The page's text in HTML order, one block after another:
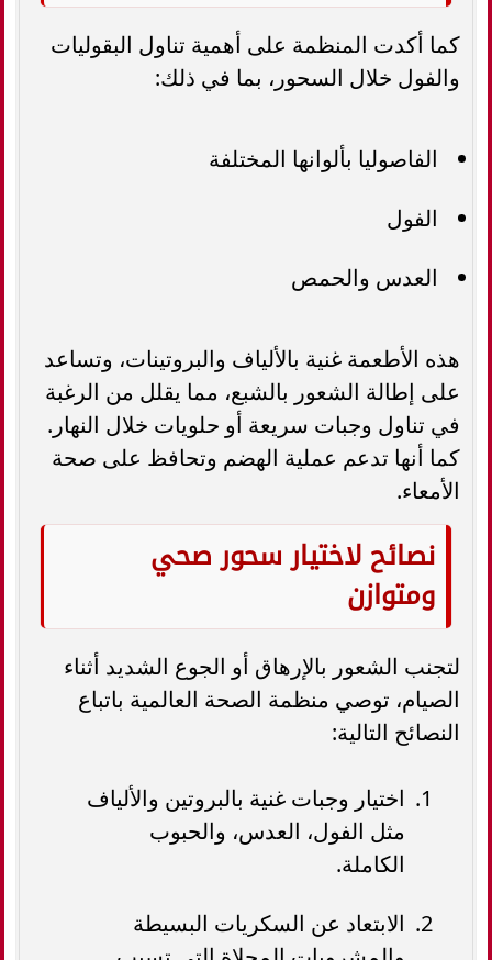
كما أكدت المنظمة على أهمية تناول البقوليات
والفول خلال السحور، بما في ذلك:
الفاصوليا بألوانها المختلفة
الفول
العدس والحمص
هذه الأطعمة غنية بالألياف والبروتينات، وتساعد
على إطالة الشعور بالشبع، مما يقلل من الرغبة
في تناول وجبات سريعة أو حلويات خلال النهار.
كما أنها تدعم عملية الهضم وتحافظ على صحة
الأمعاء.
نصائح لاختيار سحور صحي
ومتوازن
لتجنب الشعور بالإرهاق أو الجوع الشديد أثناء
الصيام، توصي منظمة الصحة العالمية باتباع
النصائح التالية:
اختيار وجبات غنية بالبروتين والألياف
مثل الفول، العدس، والحبوب
الكاملة.
الابتعاد عن السكريات البسيطة